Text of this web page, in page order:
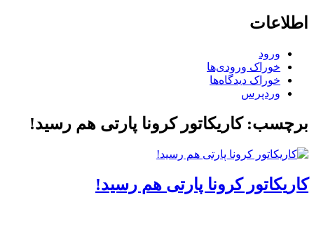
ورودی‌ها
دیدگاه‌ها
کاریکاتور کرونا پارتی هم رسید!
کرونا پارتی هم رسید!